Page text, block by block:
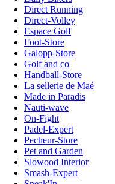
Direct Running
Direct-Volley
Espace Golf
Foot-Store
Galopp-Store
Golf and co
Handball-Store
La sellerie de Maé
Made in Paradis
Nauti-wave
On-Fight
Padel-Expert
Pecheur-Store
Pet and Garden
Slowood Interior
Smash-Expert